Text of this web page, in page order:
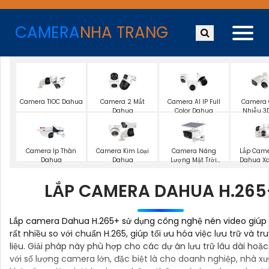
CAMERANHA TRANG
Camera TIOC Dahua
Camera 2 Mắt
Dahua
Camera AI IP Full
Color Dahua
Camera
Nhiễu
Camera Ip Thân
Dahua
Camera Kim Loại
Dahua
Camera Năng
Lượng Mặt Trời
Lắp
Dahua
LẮP CAMERA DAHUA
Lắp camera Dahua H.265+ sử dụng công nghệ nén video
rất nhiều so với chuẩn H.265, giúp tối ưu hóa việc lưu trữ và
liệu. Giải pháp này phù hợp cho các dự án lưu trữ lâu dài
với số lượng camera lớn, đặc biệt là cho doanh nghiệp, nhà